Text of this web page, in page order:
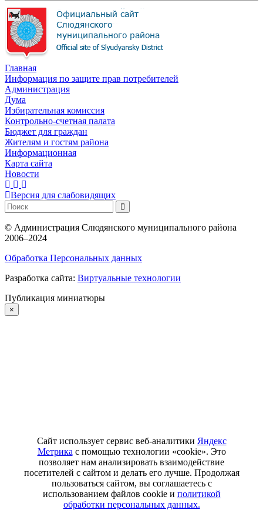
Главная
Информация по защите прав потребителей
Администрация
Дума
Избирательная комиссия
Контрольно-счетная палата
Бюджет для граждан
Жителям и гостям района
Информационная
Карта сайта
Новости
Версия для слабовидящих
© Администрация Слюдянского муниципального района
2006–2024
Обработка Персональных данных
Разработка сайта: Виртуальные технологии
Публикация миниатюры
×
Сайт использует сервис веб-аналитики Яндекс
Метрика с помощью технологии «cookie». Это
позволяет нам анализировать взаимодействие
посетителей с сайтом и делать его лучше. Продолжая
пользоваться сайтом, вы соглашаетесь с
использованием файлов cookie и политикой
обработки персональных данных.